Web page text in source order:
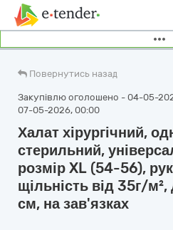
Повернутись назад
Закупівлю оголошено - 04-05-
07-05-2026, 00:00
Халат хірургічний,
стерильний,
розмір XL (54-56),
щільність від 35г/
см, на зав'язках